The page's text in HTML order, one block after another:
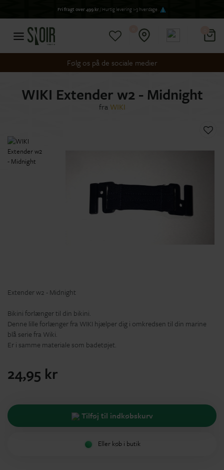
Fri fragt over 499 kr/ Hurtig levering 1-3 hverdage
Følg os på de sociale medier
WIKI Extender w2 - Midnight
fra WIKI
Extender w2 - Midnight
Bikini forlænger til din bikini.
Denne lille forlænger fra WIKI hjælper dig i omkredsen til din marine
blå serie fra Wiki.
Er i samme materiale som badetøjet.
24,95 kr
Tilføj til indkøbskurv
Eller køb i butik